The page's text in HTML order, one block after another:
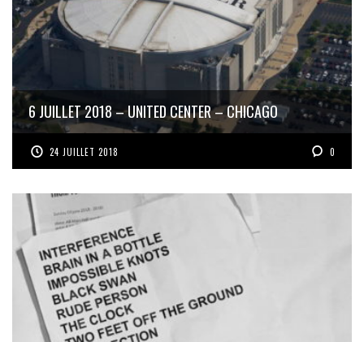
6 JUILLET 2018 – UNITED CENTER – CHICAGO
24 JUILLET 2018 0